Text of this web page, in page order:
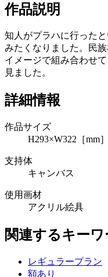
作品説明
知人がプラハに行った
みたくなりました。民
イメージで組み合わせて
見ました。
詳細情報
作品サイズ
H293×W322［mm］
支持体
キャンバス
使用画材
アクリル絵具
関連するキーワ
レギュラープラン
額あり